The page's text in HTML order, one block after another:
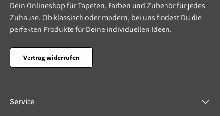
Dein Onlineshop für Tapeten, Farben und Zubehör für jedes
Zuhause. Ob klassisch oder modern, bei uns findest Du die
perfekten Produkte für Deine individuellen Ideen.
Vertrag widerrufen
Service